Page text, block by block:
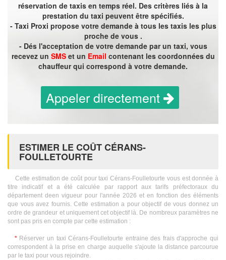
réservation de taxis en temps réel. Des critères liés à la
prestation du taxi peuvent être spécifiés.
- Taxi Proxi propose votre demande à tous les taxis les plus
proche de vous .
- Dés l'acceptation de votre demande par un taxi, vous
recevez un SMSet un Email contenant les coordonnées du
chauffeur qui correspond à votre demande.
Appeler directement
ESTIMER LE COÛT CÉRANS-
FOULLETOURTE
Cette estimation de coût pour taxi Cérans-Foulletourte vous est donnée à
titre indicatif et a été calculée par rapport aux tarifs préfectoraux du
département deen vigueur pour l'année 2026 et en fonction des éléments
que vous avez fournis. Cette estimation a pour objectif de vous donnez un
ordre de grandeur et uniquement cet objectif là. De nombreux paramètres ne
sont pas pris en compte par cette estimation :
*Réserver un taxi Cérans-Foulletourte entraine des frais d'approche qui
correspondent à la prise en charge auquelle s'ajoute la distance parcourue
par le taxi pour vous rejoindre.